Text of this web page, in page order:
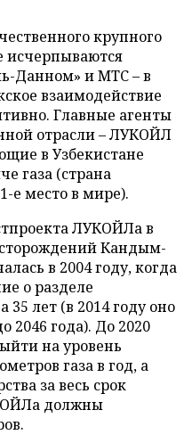
крупного
исчерпываются
Данном» и МТС – в
взаимодействие
Главные агенты
отрасли – ЛУКОЙЛ
в Узбекистане
газа (страна
е место в мире).
ЛУКОЙЛа в
Кандым-
в 2004 году, когда
о разделе
лет (в 2014 году оно
2046 года). До 2020
на уровень
газа в год, а
за весь срок
должны